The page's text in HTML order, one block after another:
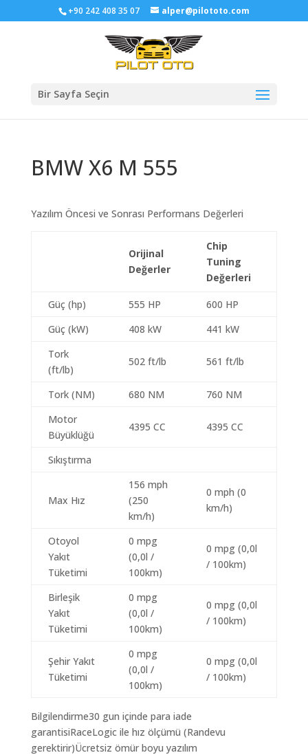
+90 242 408 35 07 alper@pilototo.com
Bir Sayfa Seçin
BMW X6 M 555
Yazılım Öncesi ve Sonrası Performans Değerleri
Orijinal
Değerler
Chip
Tuning
Değerleri
Güç (hp) 555 HP
600 HP
Güç (kW)
408 kW
441 kW
Tork
(ft/lb)
502 ft/lb 561 ft/lb
Tork (NM) 680 NM
760 NM
Motor
Büyüklüğü
4395 CC 4395 CC
Sıkıştırma
Max Hız
156 mph
(250
km/h)
0 mph (0
km/h)
Otoyol
Yakıt
Tüketimi
0 mpg
(0,0l /
100km)
0 mpg (0,0l
/ 100km)
Birleşik
Yakıt
Tüketimi
0 mpg
(0,0l /
100km)
0 mpg (0,0l
/ 100km)
Şehir Yakıt
Tüketimi
0 mpg
(0,0l /
100km)
0 mpg (0,0l
/ 100km)
Bilgilendirme30 gun içinde para iade
garantisiRaceLogic ile hız ölçümü (Randevu
gerektirir)Ücretsiz ömür boyu yazılım